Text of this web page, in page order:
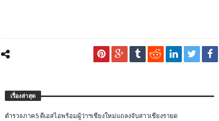
เรื่องล่าสุด
ตำรวจภาค5 ดีเอสไอพร้อมผู้ว่าฯเชียงใหม่แถลงจับสาวเชียงรายด